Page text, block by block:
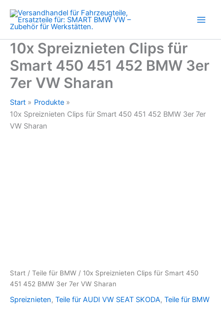
Inhalt
springen
10x Spreiznieten Clips für
Smart 450 451 452 BMW 3er
7er VW Sharan
Start
Produkte
10x Spreiznieten Clips für Smart 450 451 452 BMW 3er 7er
VW Sharan
Start / Teile für BMW / 10x Spreiznieten Clips für Smart 450
451 452 BMW 3er 7er VW Sharan
Spreiznieten, Teile für AUDI VW SEAT SKODA, Teile für BMW
451
452
BMW
3er
7er
VW
Sharan
Menge